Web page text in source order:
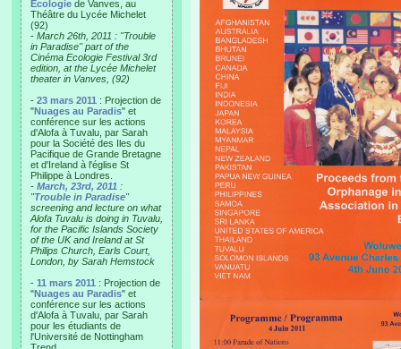
Ecologie de Vanves, au
Théâtre du Lycée Michelet
(92)
- March 26th, 2011 : "Trouble
in Paradise" part of the
Cinéma Ecologie Festival 3rd
edition, at the Lycée Michelet
theater in Vanves, (92)
- 23 mars 2011 : Projection de
"Nuages au Paradis" et
conférence sur les actions
d'Alofa à Tuvalu, par Sarah
pour la Société des Iles du
Pacifique de Grande Bretagne
et d'Ireland à l'église St
Philippe à Londres.
- March, 23rd, 2011 :
"Trouble in Paradise"
screening and lecture on what
Alofa Tuvalu is doing in Tuvalu,
for the Pacific Islands Society
of the UK and Ireland at St
Philips Church, Earls Court,
London, by Sarah Hemstock
- 11 mars 2011 : Projection de
"Nuages au Paradis" et
conférence sur les actions
d'Alofa à Tuvalu, par Sarah
pour les étudiants de
l'Université de Nottingham